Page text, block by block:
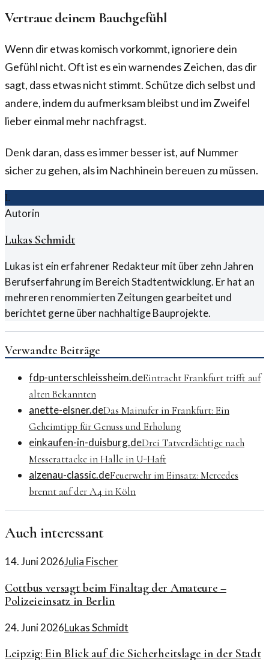
Vertraue deinem Bauchgefühl
Wenn dir etwas komisch vorkommt, ignoriere dein
Gefühl nicht. Oft ist es ein warnendes Zeichen, das dir
sagt, dass etwas nicht stimmt. Schütze dich selbst und
andere, indem du aufmerksam bleibst und im Zweifel
lieber einmal mehr nachfragst.
Denk daran, dass es immer besser ist, auf Nummer
sicher zu gehen, als im Nachhinein bereuen zu müssen.
L
Autorin
Lukas Schmidt
Lukas ist ein erfahrener Redakteur mit über zehn Jahren
Berufserfahrung im Bereich Stadtentwicklung. Er hat an
mehreren renommierten Zeitungen gearbeitet und
berichtet gerne über nachhaltige Bauprojekte.
Verwandte Beiträge
fdp-unterschleissheim.deEintracht Frankfurt trifft auf
alten Bekannten
anette-elsner.deDas Mainufer in Frankfurt: Ein
Geheimtipp für Genuss und Erholung
einkaufen-in-duisburg.deDrei Tatverdächtige nach
Messerattacke in Halle in U-Haft
alzenau-classic.deFeuerwehr im Einsatz: Mercedes
brennt auf der A4 in Köln
Auch interessant
14. Juni 2026Julia Fischer
Cottbus versagt beim Finaltag der Amateure –
Polizeieinsatz in Berlin
24. Juni 2026Lukas Schmidt
Leipzig: Ein Blick auf die Sicherheitslage in der Stadt